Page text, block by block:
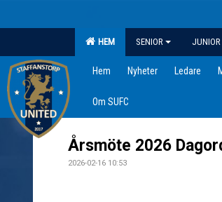
HEM SENIOR JUNIOR
Hem Nyheter Ledare
Om SUFC
Årsmöte 2026
2026-02-16 10:53